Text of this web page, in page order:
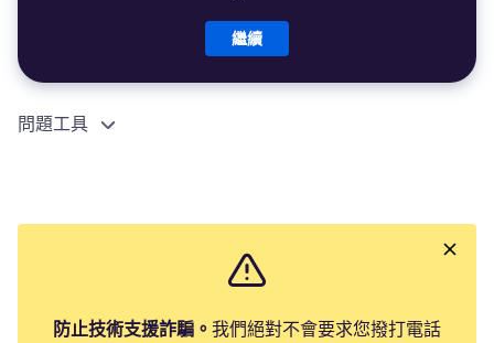
繼續
問題工具
防止技術支援詐騙。 我們絕對不會要求您撥打電話